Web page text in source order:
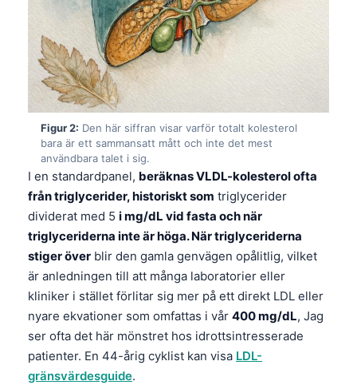
Figur 2: Den här siffran visar varför totalt kolesterol
bara är ett sammansatt mått och inte det mest
användbara talet i sig.
I en standardpanel, beräknas VLDL-kolesterol ofta
från triglycerider, historiskt som triglycerider
dividerat med 5 i mg/dL vid fasta och när
triglyceriderna inte är höga. När triglyceriderna
stiger över blir den gamla genvägen opålitlig, vilket
är anledningen till att många laboratorier eller
kliniker i stället förlitar sig mer på ett direkt LDL eller
nyare ekvationer som omfattas i vår 400 mg/dL, Jag
ser ofta det här mönstret hos idrottsintresserade
patienter. En 44-årig cyklist kan visa LDL-
gränsvärdesguide.